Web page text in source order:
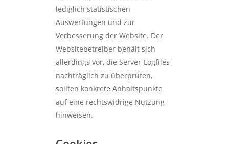
lediglich statistischen
Auswertungen und zur
Verbesserung der Website. Der
Websitebetreiber behält sich
allerdings vor, die Server-Logfiles
nachträglich zu überprüfen,
sollten konkrete Anhaltspunkte
auf eine rechtswidrige Nutzung
hinweisen.